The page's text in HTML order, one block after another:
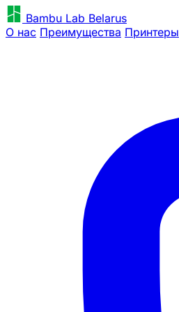
Bambu Lab Belarus
О нас Преимущества Принтеры